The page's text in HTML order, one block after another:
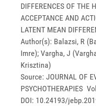
DIFFERENCES OF THE
ACCEPTANCE AND
LATENT MEAN
Author(s): Balazsi, R
Imre); Vargha, J
Krisztina)
Source: JOURNAL OF
PSYCHOTHERAPIES
DOI: 10.24193/